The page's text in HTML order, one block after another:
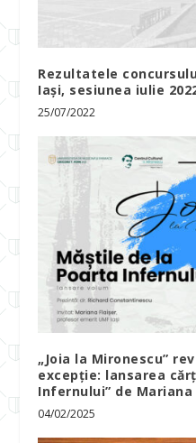
Rezultatele
Iași, sesiunea iulie
25/07/2022
„Joia la Mironescu”
excepție: lansarea
Infernului” de Mariana
04/02/2025